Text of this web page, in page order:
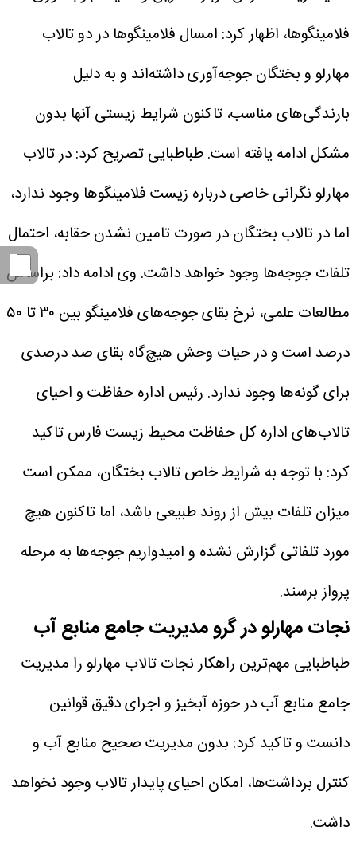
فلامینگوها، اظهار کرد: امسال فلامینگوها در دو تالاب
مهارلو و بختگان جوجه‌آوری داشته‌اند و به دلیل
بارندگی‌های مناسب، تاکنون شرایط زیستی آنها بدون
مشکل ادامه یافته است.طباطبایی تصریح کرد: در تالاب
مهارلو نگرانی خاصی درباره زیست فلامینگوها وجود ندارد،
اما در تالاب بختگان در صورت تامین نشدن حقابه، احتمال
تلفات جوجه‌ها وجود خواهد داشت. وی ادامه داد: براساس
مطالعات علمی، نرخ بقای جوجه‌های فلامینگو بین ۳۰ تا ۵۰
درصد است و در حیات وحش هیچ‌گاه بقای صد درصدی
برای گونه‌ها وجود ندارد. رئیس اداره حفاظت و احیای
تالاب‌های اداره کل حفاظت محیط زیست فارس تاکید
کرد: با توجه به شرایط خاص تالاب بختگان، ممکن است
میزان تلفات بیش از روند طبیعی باشد، اما تاکنون هیچ
مورد تلفاتی گزارش نشده و امیدواریم جوجه‌ها به مرحله
پرواز برسند.
نجات مهارلو در گرو مدیریت جامع منابع آب
طباطبایی مهم‌ترین راهکار نجات تالاب مهارلو را مدیریت
جامع منابع آب در حوزه آبخیز و اجرای دقیق قوانین
دانست و تاکید کرد: بدون مدیریت صحیح منابع آب و
کنترل برداشت‌ها، امکان احیای پایدار تالاب وجود نخواهد
داشت.